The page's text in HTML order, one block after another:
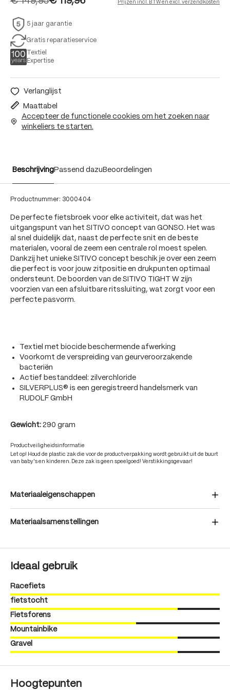
Prijzen incl. BTW en excl. verzendkosten
5 jaar garantie
Gratis reparatieservice
Textiel
Expertise
Verlanglijst
Maattabel
Accepteer de functionele cookies om het zoeken naar
winkeliers te starten.
BeschrijvingPassend dazu Beoordelingen
Productnummer: 3000404
De perfecte fietsbroek voor elke activiteit, dat was het
uitgangspunt van het SITIVO concept van GONSO. Het was
al snel duidelijk dat, naast de perfecte snit en de beste
materialen, vooral de zeem een centrale rol moest spelen.
Dankzij het unieke SITIVO concept beschik je over een zeem
die perfect is voor jouw zitpositie en drukpunten optimaal
ondersteunt. De boorden van de SITIVO TIGHT W zijn
voorzien van een afsluitbare ritssluiting, wat zorgt voor een
perfecte pasvorm.
Textiel met biocide beschermende afwerking
Voorkomt de verspreiding van geurveroorzakende
bacteriën
Actief bestanddeel: zilverchloride
SILVERPLUS® is een geregistreerd handelsmerk van
RUDOLF GmbH
Gewicht: 290 gram
Productveiligheidsinformatie
Let op! Houd de plastic zak die voor de productverpakking wordt gebruikt uit de buurt
van baby's en kinderen. Deze zak is geen speelgoed! Verstikkingsgevaar!
Materiaaleigenschappen
Materiaalsamenstellingen
Ideaal gebruik
Racefiets
fietstocht
Fietsforens
Mountainbike
Gravel
Hoogtepunten